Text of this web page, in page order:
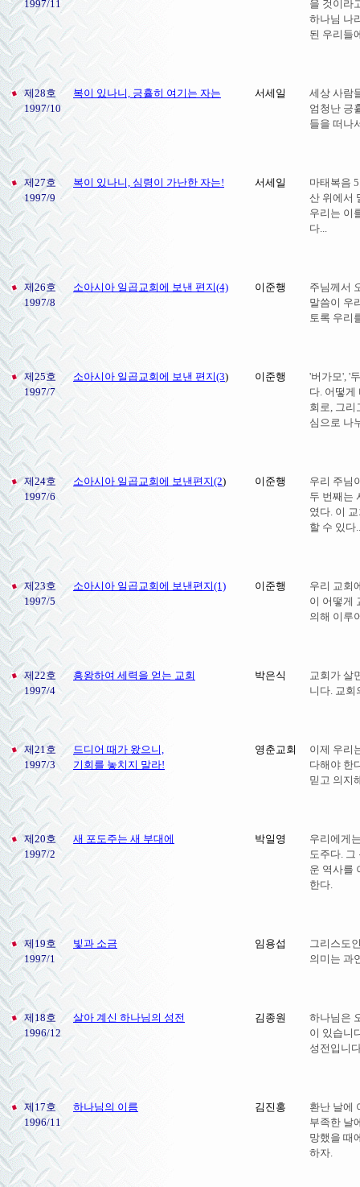
1997/11
을 것이라
하나님 나
된 우리들
제28호
1997/10
복이 있나니, 긍휼히 여기는 자는 서세일
세상 사람
엄청난 긍
들을 떠나
제27호
1997/9
복이 있나니, 심령이 가난한 자는! 서세일
마태복음
산 위에서
우리는 이
다...
제26호
1997/8
소아시아 일곱교회에 보낸 편지(4) 이준행
주님께서
말씀이 우
토록 우리
제25호
1997/7
소아시아 일곱교회에 보낸 편지(3) 이준행
'버가모', '
다. 어떻게
회로, 그리
심으로 나
제24호
1997/6
소아시아 일곱교회에 보낸편지(2) 이준행
우리 주님
두 번째는
였다. 이
할 수 있다
제23호
1997/5
소아시아 일곱교회에 보낸편지(1) 이준행
우리 교회
이 어떻게
의해 이루
제22호
1997/4
흥왕하여 세력을 얻는 교회 박은식
교회가 살
니다. 교회
제21호
1997/3
드디어 때가 왔으니,
기회를 놓치지 말라!
영춘교회
이제 우리
다해야 한
믿고 의지
제20호
1997/2
새 포도주는 새 부대에 박일영
우리에게
도주다. 그
운 역사를
한다.
제19호
1997/1
빛과 소금 임용섭
그리스도
의미는 과
제18호
1996/12
살아 계신 하나님의 성전 김종원
하나님은
이 있습니
성전입니
제17호
1996/11
하나님의 이름 김진홍
환난 날에
부족한 날
망했을 때
하자.